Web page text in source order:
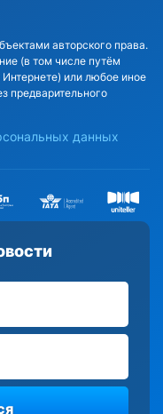
авторского права.
(в том числе путём
или любое иное
предварительного
данных